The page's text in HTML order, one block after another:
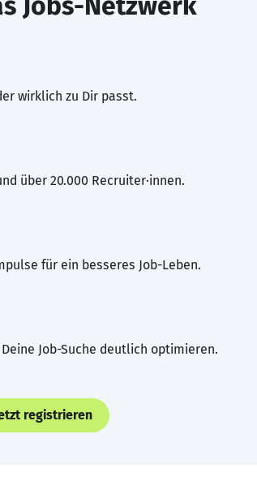
wirklich zu Dir passt.
über 20.000 Recruiter·innen.
für ein besseres Job-Leben.
Job-Suche deutlich optimieren.
registrieren